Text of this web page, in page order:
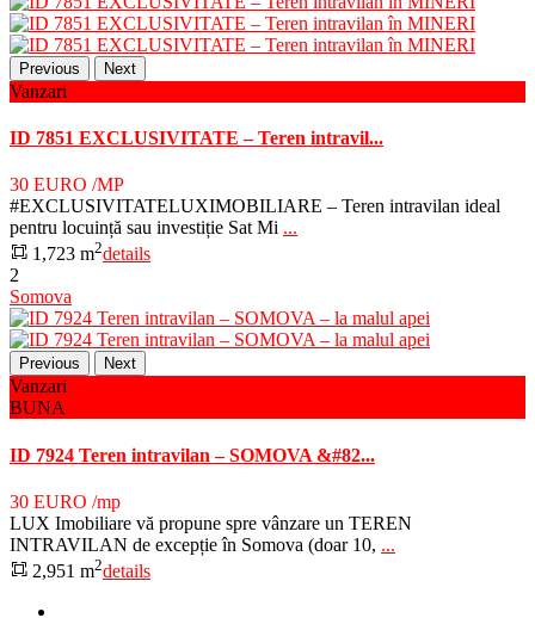
Previous Next
Vanzari
ID 7851 EXCLUSIVITATE – Teren intravil...
30 EURO /MP
#EXCLUSIVITATELUXIMOBILIARE – Teren intravilan ideal
pentru locuință sau investiție Sat Mi ...
1,723 m2details
2
Somova
Previous Next
Vanzari
BUNA
ID 7924 Teren intravilan – SOMOVA &#82...
30 EURO /mp
LUX Imobiliare vă propune spre vânzare un TEREN
INTRAVILAN de excepție în Somova (doar 10, ...
2,951 m2details